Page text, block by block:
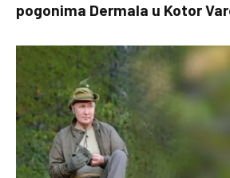
pogonima Dermala u Kotor